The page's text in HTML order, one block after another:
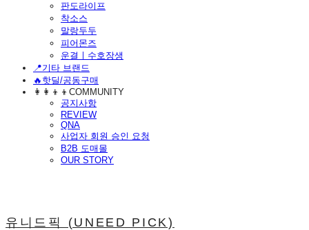
판도라이프
착소스
말랑두두
피어몬즈
운결ㅣ수호장생
📍기타 브랜드
🔥핫딜/공동구매
👩‍👩‍👦‍👦COMMUNITY
공지사항
REVIEW
QNA
사업자 회원 승인 요청
B2B 도매몰
OUR STORY
유니드픽 (UNEED PICK)